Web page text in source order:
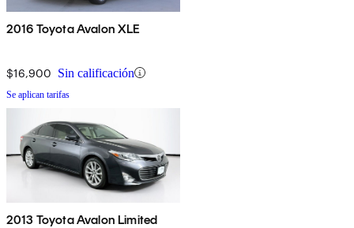
2016 Toyota Avalon XLE
$16,900 Sin calificación
Se aplican tarifas
2013 Toyota Avalon Limited